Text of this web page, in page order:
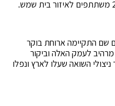
שם התקיימה ארוחת בוקר
לעמק האלה וביקור
השואה שעלו לארץ ונפלו